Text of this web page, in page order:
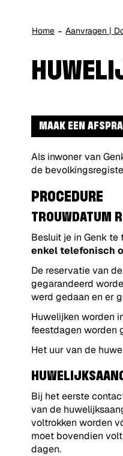
Home Aanvragen |
MAAK EEN
Als inwoner van
de
PROCEDURE
TROUWDATUM
Besluit je in Genk
enkel telefonisch
De reservatie van
gegarandeerd
werd gedaan en er
Huwelijken worden
feestdagen worden
Het uur van de
Bij het eerste
van de
voltrokken worden
moet bovendien
dagen.